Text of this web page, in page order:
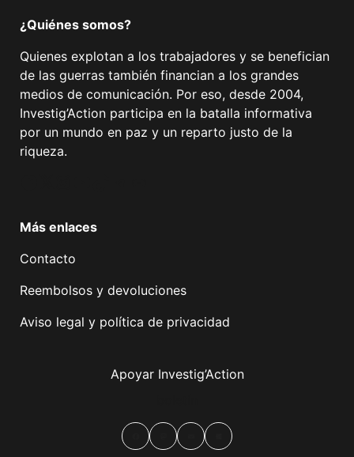
¿Quiénes somos?
Quienes explotan a los trabajadores y se benefician
de las guerras también financian a los grandes
medios de comunicación. Por eso, desde 2004,
Investig’Action participa en la batalla informativa
por un mundo en paz y un reparto justo de la
riqueza.
Más enlaces
Contacto
Reembolsos y devoluciones
Aviso legal y política de privacidad
Apoyar Investig’Action